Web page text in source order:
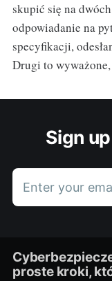
skupić się na
odpowiadanie na
specyfikacji,
Drugi to
Sign
Enter your
proste kroki,